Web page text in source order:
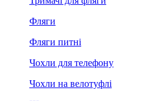
Фляги
Фляги питні
Чохли для телефону
Чохли на велотуфлі